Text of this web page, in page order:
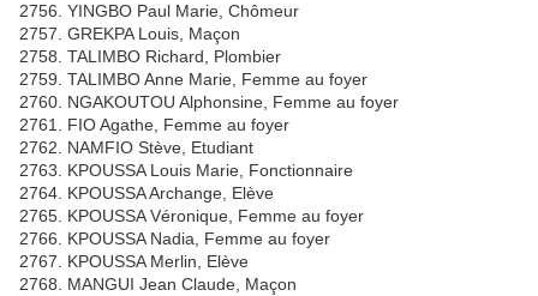
2756. YINGBO Paul Marie, Chômeur
2757. GREKPA Louis, Maçon
2758. TALIMBO Richard, Plombier
2759. TALIMBO Anne Marie, Femme au foyer
2760. NGAKOUTOU Alphonsine, Femme au foyer
2761. FIO Agathe, Femme au foyer
2762. NAMFIO Stève, Etudiant
2763. KPOUSSA Louis Marie, Fonctionnaire
2764. KPOUSSA Archange, Elève
2765. KPOUSSA Véronique, Femme au foyer
2766. KPOUSSA Nadia, Femme au foyer
2767. KPOUSSA Merlin, Elève
2768. MANGUI Jean Claude, Maçon